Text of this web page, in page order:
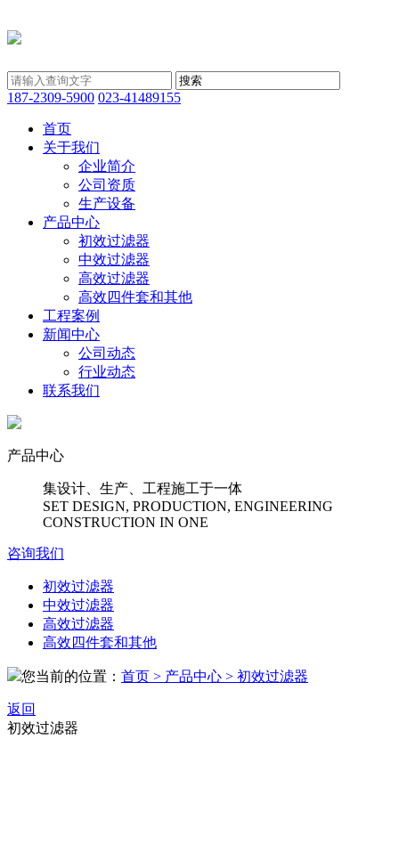
187-2309-5900 023-41489155
首页
关于我们
企业简介
公司资质
生产设备
产品中心
初效过滤器
中效过滤器
高效过滤器
高效四件套和其他
工程案例
新闻中心
公司动态
行业动态
联系我们
产品中心
集设计、生产、工程施工于一体
SET DESIGN, PRODUCTION, ENGINEERING
CONSTRUCTION IN ONE
咨询我们
初效过滤器
中效过滤器
高效过滤器
高效四件套和其他
您当前的位置： 首页 > 产品中心 > 初效过滤器
返回
初效过滤器